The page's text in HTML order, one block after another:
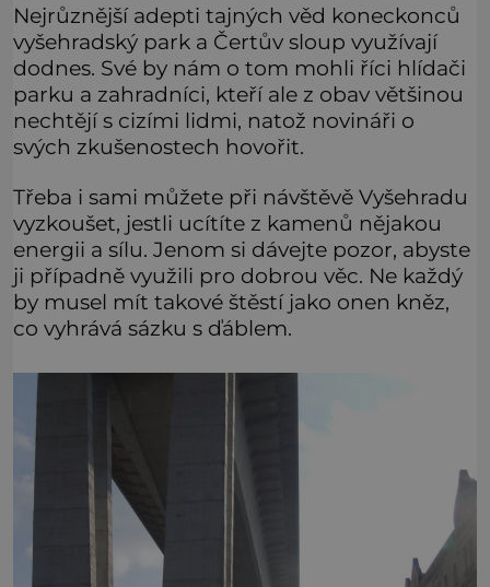
Nejrůznější adepti tajných věd koneckonců
vyšehradský park a Čertův sloup využívají
dodnes. Své by nám o tom mohli říci hlídači
parku a zahradníci, kteří ale z obav většinou
nechtějí s cizími lidmi, natož novináři o
svých zkušenostech hovořit.
Třeba i sami můžete při návštěvě Vyšehradu
vyzkoušet, jestli ucítíte z kamenů nějakou
energii a sílu. Jenom si dávejte pozor, abyste
ji případně využili pro dobrou věc. Ne každý
by musel mít takové štěstí jako onen kněz,
co vyhrává sázku s ďáblem.